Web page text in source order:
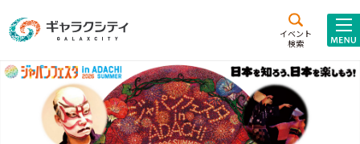
イベント
検索
施設案内
こども
未来創造館
西新井
文化ホール
施設･
アトラクション
ギャラクシティとは